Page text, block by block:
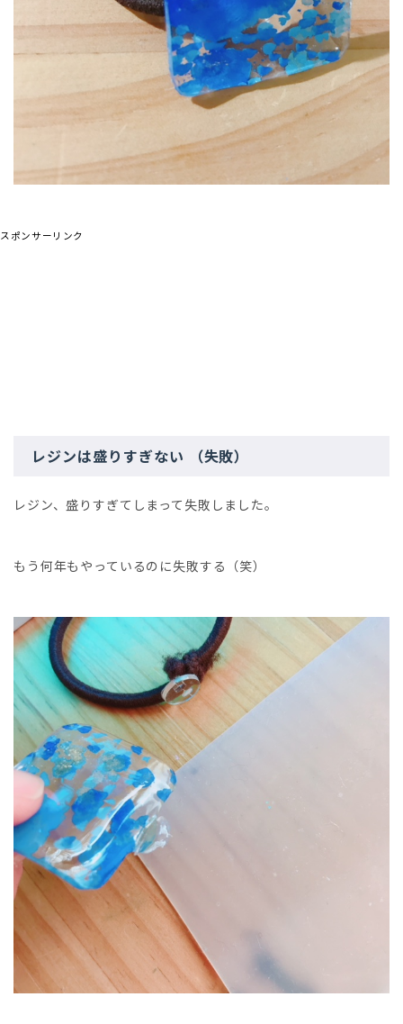
スポンサーリンク
レジンは盛りすぎない （失敗）
レジン、盛りすぎてしまって失敗しました。
もう何年もやっているのに失敗する（笑）